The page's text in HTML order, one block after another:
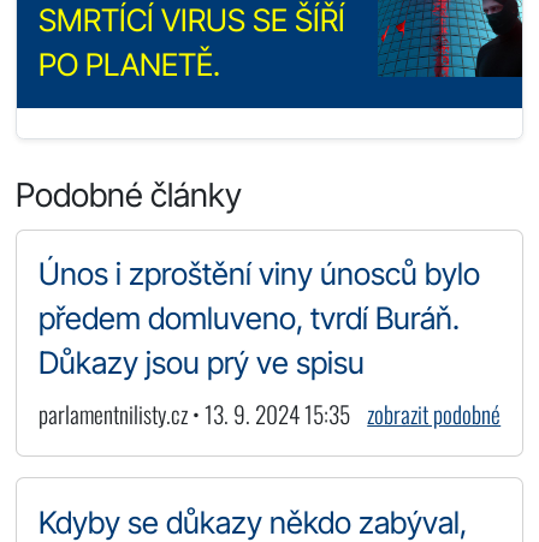
SMRTÍCÍ VIRUS SE ŠÍŘÍ
PO PLANETĚ.
Podobné články
Únos i zproštění viny únosců bylo
předem domluveno, tvrdí Buráň.
Důkazy jsou prý ve spisu
parlamentnilisty.cz • 13. 9. 2024 15:35 zobrazit podobné
Kdyby se důkazy někdo zabýval,